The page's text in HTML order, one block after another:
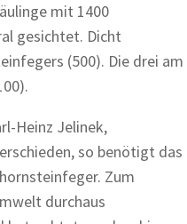
mit 1400
gesichtet. Dicht
(500). Die drei am
Heinz Jelinek,
so benötigt das
Zum
durchaus